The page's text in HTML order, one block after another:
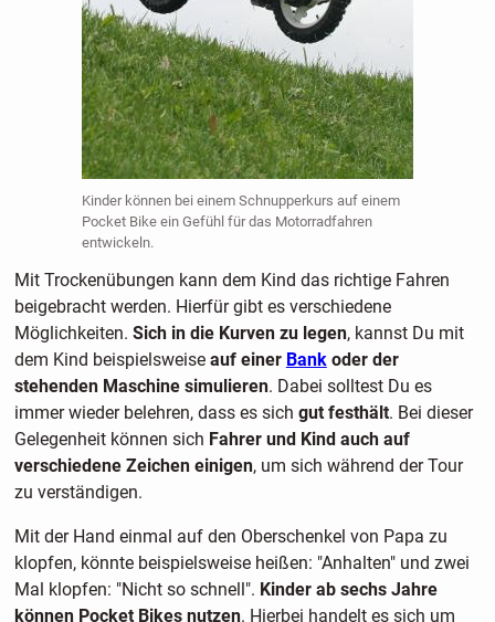
Kinder können bei einem Schnupperkurs auf einem
Pocket Bike ein Gefühl für das Motorradfahren
entwickeln.
Mit Trockenübungen kann dem Kind das richtige Fahren
beigebracht werden. Hierfür gibt es verschiedene
Möglichkeiten. Sich in die Kurven zu legen, kannst Du mit
dem Kind beispielsweise auf einer Bankoder der
stehenden Maschine simulieren. Dabei solltest Du es
immer wieder belehren, dass es sich gut festhält. Bei dieser
Gelegenheit können sich Fahrer und Kind auch auf
verschiedene Zeichen einigen, um sich während der Tour
zu verständigen.
Mit der Hand einmal auf den Oberschenkel von Papa zu
klopfen, könnte beispielsweise heißen: "Anhalten" und zwei
Mal klopfen: "Nicht so schnell". Kinder ab sechs Jahre
können Pocket Bikes nutzen. Hierbei handelt es sich um